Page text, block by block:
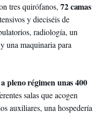
tres quirófanos, 72 camas
y dieciséis de
radiología, un
una maquinaria para
pleno régimen unas 400
salas que acogen
auxiliares, una hospedería